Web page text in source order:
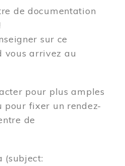
de documentation
sur ce
vous arrivez au
pour plus amples
pour fixer un rendez-
de
(subject: